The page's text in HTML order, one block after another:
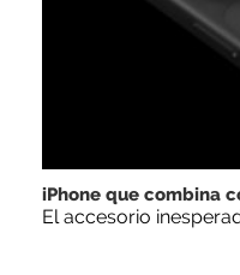
iPhone que combina
El accesorio